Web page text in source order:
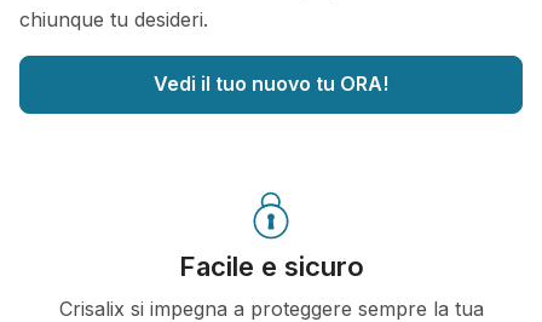
chiunque tu desideri.
Vedi il tuo nuovo tu ORA!
Facile e sicuro
Crisalix si impegna a proteggere sempre la tua